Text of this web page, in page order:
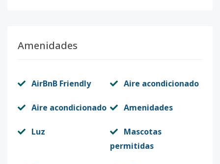
Amenidades
AirBnB Friendly Aire acondicionado
Aire acondicionado Amenidades
Luz
Mascotas
permitidas